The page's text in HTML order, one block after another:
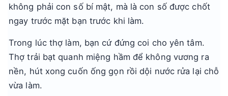
không phải con số bí mật, mà là con số được chốt
ngay trước mặt bạn trước khi làm.
Trong lúc thợ làm, bạn cứ đứng coi cho yên tâm.
Thợ trải bạt quanh miệng hầm để không vương ra
nền, hút xong cuốn ống gọn rồi dội nước rửa lại chỗ
vừa làm.